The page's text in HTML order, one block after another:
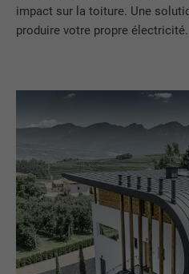
impact sur la toiture. Une
produire votre propre électricité.